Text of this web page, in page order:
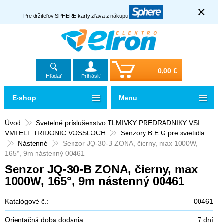
Pre držiteľov SPHERE karty zľava z nákupu ×
Hľadať Prihlásiť
0,00 €
Úvod
Svetelné príslušenstvo TLMIVKY PREDRADNIKY VSI
VMI ELT TRIDONIC VOSSLOCH
Senzory B.E.G pre svietidlá
Nástenné
Senzor JQ-30-B ZONA, čierny, max 1000W,
165°, 9m nástenný 00461
Senzor JQ-30-B ZONA, čierny, max
1000W, 165°, 9m nástenný 00461
Katalógové č.: 00461
Orientačná doba dodania: 7 dní
E-shop Menu